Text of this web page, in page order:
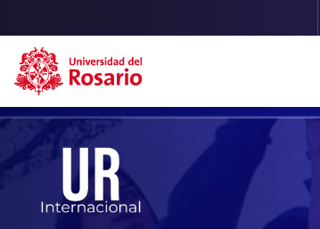
Pasar al contenido principal